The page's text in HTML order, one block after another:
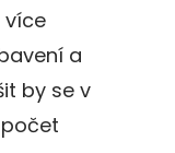
více
a
by se v